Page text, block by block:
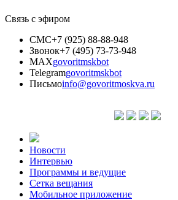
Связь с эфиром
СМС+7 (925) 88-88-948
Звонок+7 (495) 73-73-948
MAXgovoritmskbot
Telegramgovoritmskbot
Письмоinfo@govoritmoskva.ru
Новости
Интервью
Программы и ведущие
Сетка вещания
Мобильное приложение